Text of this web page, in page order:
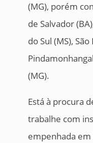
(MG), porém
de Salvador
do Sul (MS),
(MG).
Está à procura
trabalhe com
empenhada